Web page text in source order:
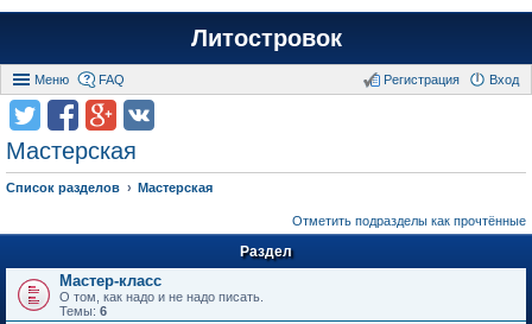
Литостровок
Меню FAQ Вход
Регистрация
Мастерская
Список разделов Мастерская
Отметить подразделы как прочтённые
Раздел
Мастер-класс
О том, как надо и не надо писать.
Темы: 6